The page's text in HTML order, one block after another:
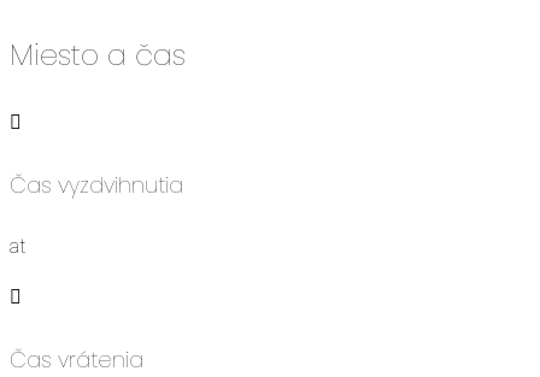
Miesto a čas
Čas vyzdvihnutia
at
Čas vrátenia